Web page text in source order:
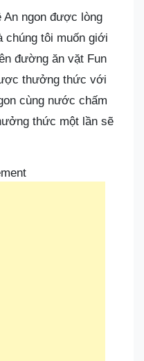
ngon được lòng
chúng tôi muốn giới
đường ăn vặt Fun
thưởng thức với
cùng nước chấm
thức một lần sẽ